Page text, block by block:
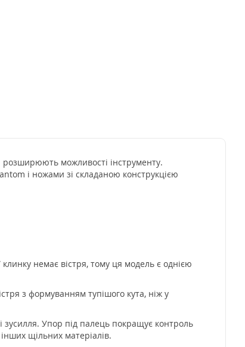
розширюють можливості інструменту.
і ножами зі складаною конструкцією
немає вістря, тому ця модель є однією
з формуванням тупішого кута, ніж у
зусилля. Упор під палець покращує контроль
щільних матеріалів.